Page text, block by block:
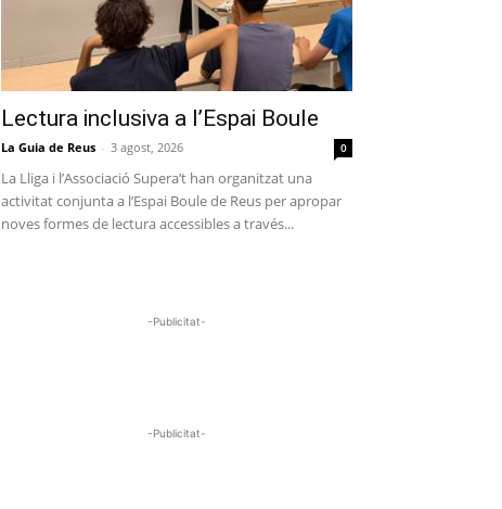
Lectura inclusiva a l’Espai Boule
La Guia de Reus - 3 agost, 2026 0
La Lliga i l’Associació Supera’t han organitzat una
activitat conjunta a l’Espai Boule de Reus per apropar
noves formes de lectura accessibles a través...
-Publicitat-
-Publicitat-